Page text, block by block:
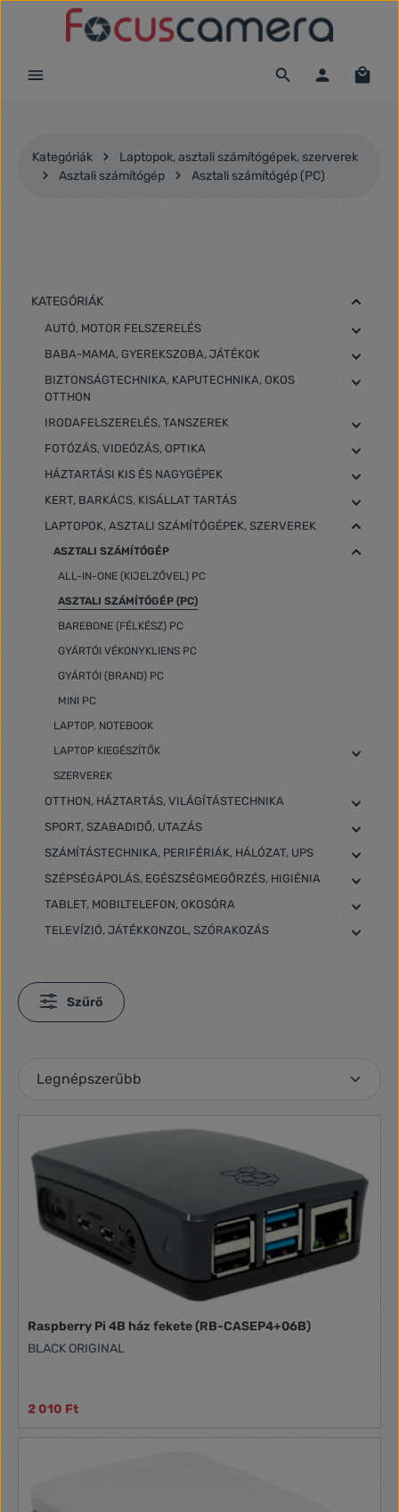
Ugrás a fő tartalomra
Kategóriák
Laptopok, asztali számítógépek, szerverek
Asztali számítógép
Asztali számítógép (PC)
KATEGÓRIÁK
AUTÓ, MOTOR FELSZERELÉS
BABA-MAMA, GYEREKSZOBA, JÁTÉKOK
BIZTONSÁGTECHNIKA, KAPUTECHNIKA, OKOS
OTTHON
IRODAFELSZERELÉS, TANSZEREK
FOTÓZÁS, VIDEÓZÁS, OPTIKA
HÁZTARTÁSI KIS ÉS NAGYGÉPEK
KERT, BARKÁCS, KISÁLLAT TARTÁS
LAPTOPOK, ASZTALI SZÁMÍTÓGÉPEK, SZERVEREK
ASZTALI SZÁMÍTÓGÉP
ALL-IN-ONE (KIJELZŐVEL) PC
ASZTALI SZÁMÍTÓGÉP (PC)
BAREBONE (FÉLKÉSZ) PC
GYÁRTÓI VÉKONYKLIENS PC
GYÁRTÓI (BRAND) PC
MINI PC
LAPTOP, NOTEBOOK
LAPTOP KIEGÉSZÍTŐK
SZERVEREK
OTTHON, HÁZTARTÁS, VILÁGÍTÁSTECHNIKA
SPORT, SZABADIDŐ, UTAZÁS
SZÁMÍTÁSTECHNIKA, PERIFÉRIÁK, HÁLÓZAT, UPS
SZÉPSÉGÁPOLÁS, EGÉSZSÉGMEGŐRZÉS, HIGIÉNIA
TABLET, MOBILTELEFON, OKOSÓRA
TELEVÍZIÓ, JÁTÉKKONZOL, SZÓRAKOZÁS
Szűrő
Raspberry Pi 4B ház fekete (RB-CASEP4+06B)
BLACK ORIGINAL
2 010 Ft